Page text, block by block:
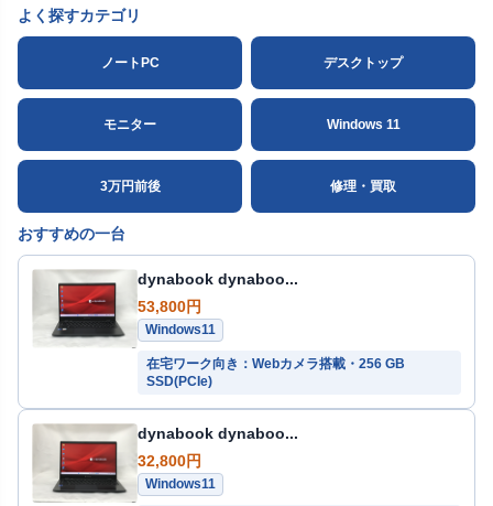
よく探すカテゴリ
ノートPC デスクトップ
モニター Windows 11
3万円前後 修理・買取
おすすめの一台
dynabook dynaboo...
53,800円
Windows11
在宅ワーク向き：Webカメラ搭載・256 GB
SSD(PCIe)
dynabook dynaboo...
32,800円
Windows11